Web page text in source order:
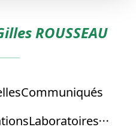
ROUSSEAU
Communiqués
Laboratoires